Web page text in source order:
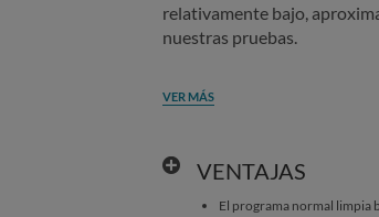
relativamente bajo,
nuestras pruebas.
VER MÁS
VENTAJAS
El programa normal limpia